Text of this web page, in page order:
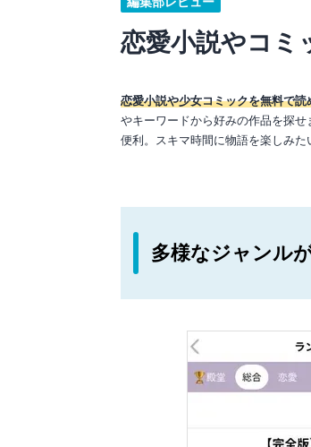
恋愛小説やコ
恋愛小説や少女コミックを無料で
やキーワードから好みの作品を探
便利。スキマ時間に物語を楽しみた
多様なジャンル